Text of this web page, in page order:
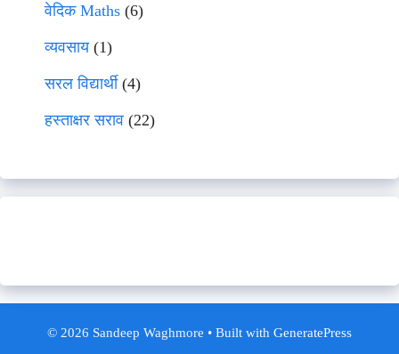
वेदिक Maths (6)
व्यवसाय(1)
सरल विद्यार्थी(4)
हस्ताक्षर सराव (22)
© 2026 Sandeep Waghmore • Built with GeneratePress